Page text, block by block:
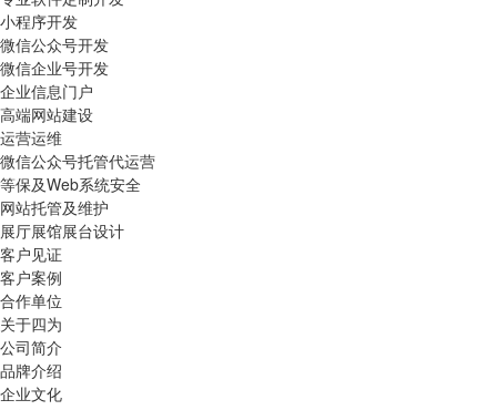
小程序开发
微信公众号开发
微信企业号开发
企业信息门户
高端网站建设
运营运维
微信公众号托管代运营
等保及Web系统安全
网站托管及维护
展厅展馆展台设计
客户见证
客户案例
合作单位
关于四为
公司简介
品牌介绍
企业文化